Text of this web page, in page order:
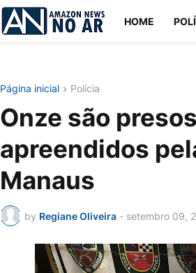
HOME
Página inicial Polícia
Onze são
apreendidos
Manaus
by Regiane Oliveira - setembro 09,